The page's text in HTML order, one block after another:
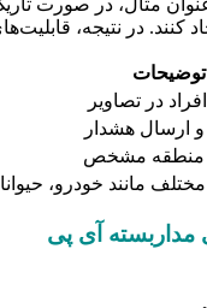
کنند. در نتیجه،
توضیحات
در تصاویر
ارسال هشدار
منطقه مشخص
مانند خودرو،
مداربسته آی پی